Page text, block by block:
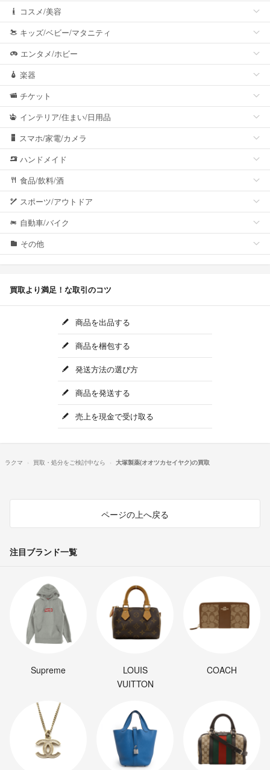
コスメ/美容
キッズ/ベビー/マタニティ
エンタメ/ホビー
楽器
チケット
インテリア/住まい/日用品
スマホ/家電/カメラ
ハンドメイド
食品/飲料/酒
スポーツ/アウトドア
自動車/バイク
その他
買取より満足！な取引のコツ
商品を出品する
商品を梱包する
発送方法の選び方
商品を発送する
売上を現金で受け取る
ラクマ 買取・処分をご検討中なら 大塚製薬(オオツカセイヤク)の買取
ページの上へ戻る
注目ブランド一覧
Supreme
LOUIS
VUITTON
COACH